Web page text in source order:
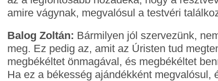
amire vágynak, megvalósul a testvéri
Balog Zoltán: Bármilyen jól szervezünk,
meg. Ez pedig az, amit az Úristen tud
megbékéltet önmagával, és megbékéltet
Ha ez a békesség ajándékként megvalósul,